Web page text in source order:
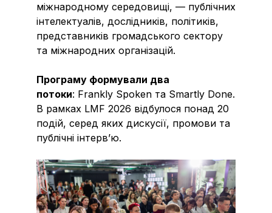
міжнародному середовищі, — публічних
інтелектуалів, дослідників, політиків,
представників громадського сектору
та міжнародних організацій.
Програму формували два
потоки: Frankly Spoken та Smartly Done.
В рамках LMF 2026 відбулося понад 20
подій, серед яких дискусії, промови та
публічні інтервʼю.